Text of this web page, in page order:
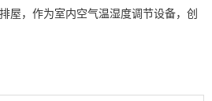
屋，作为室内空气温湿度调节设备，创